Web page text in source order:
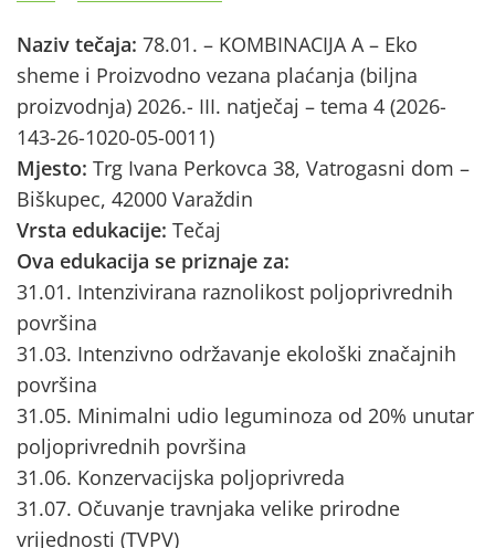
Naziv tečaja: 78.01. – KOMBINACIJA A – Eko
sheme i Proizvodno vezana plaćanja (biljna
proizvodnja) 2026.- III. natječaj – tema 4 (2026-
143-26-1020-05-0011)
Mjesto: Trg Ivana Perkovca 38, Vatrogasni dom –
Biškupec, 42000 Varaždin
Vrsta edukacije: Tečaj
Ova edukacija se priznaje za:
31.01. Intenzivirana raznolikost poljoprivrednih
površina
31.03. Intenzivno održavanje ekološki značajnih
površina
31.05. Minimalni udio leguminoza od 20% unutar
poljoprivrednih površina
31.06. Konzervacijska poljoprivreda
31.07. Očuvanje travnjaka velike prirodne
vrijednosti (TVPV)